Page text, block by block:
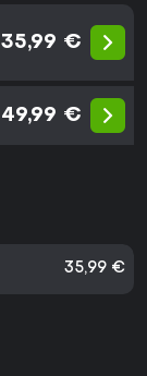
35,99 €
49,99 €
35,99 €